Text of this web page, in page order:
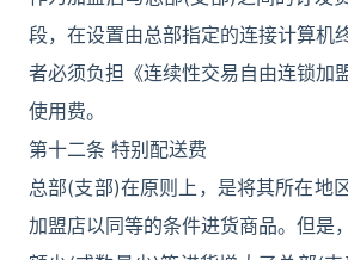
段，在设置由总部指定的连接计算机
者必须负担《连续性交易自由连锁加
使用费。
第十二条 特别配送费
总部(支部)在原则上，是将其所在地
加盟店以同等的条件进货商品。但是